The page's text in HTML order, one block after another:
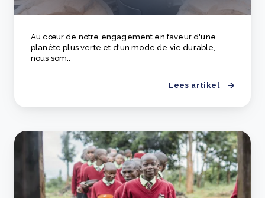
Au cœur de notre engagement en faveur d'une
planète plus verte et d'un mode de vie durable,
nous som..
Lees artikel